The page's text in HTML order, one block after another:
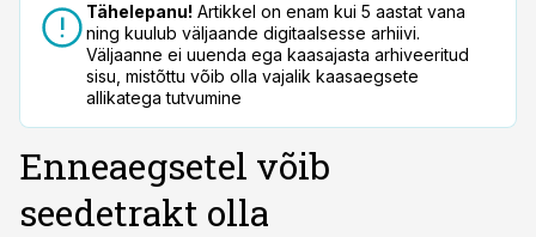
Tähelepanu! Artikkel on enam kui 5 aastat vana
ning kuulub väljaande digitaalsesse arhiivi.
Väljaanne ei uuenda ega kaasajasta arhiveeritud
sisu, mistõttu võib olla vajalik kaasaegsete
allikatega tutvumine
Enneaegsetel võib
seedetrakt olla